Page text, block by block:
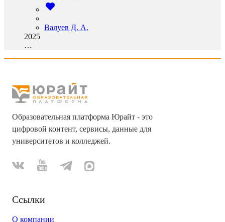
Валуев Д. А.
2025
…
Образовательная платформа Юрайт - это
цифровой контент, сервисы, данные для
университетов и колледжей.
Ссылки
О компании